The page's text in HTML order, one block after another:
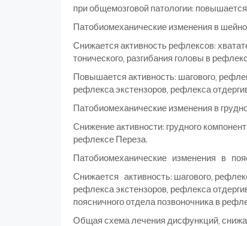
при общемозговой патологии:
Патобиомеханические изменения в
Снижается активность рефлексов:
тонического, разгибания головы в
Повышается активность: шагового,
рефлекса экстензоров, рефлекса
Патобиомеханические изменения в
Снижение активности: грудного
рефлексе Переза.
Патобиомеханические изменения в
Снижается активность: шагового,
рефлекса экстензоров, рефлекса
поясничного отдела позвоночника в
Общая схема лечения дисфункций,